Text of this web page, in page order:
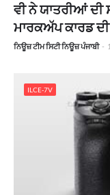
ਵੀ ਨੇ ਯਾਤਰੀਆਂ
ਮਾਰਕਅੱਪ ਕਾਰਡ ਦੀ
ਨਿਊਜ਼ ਟੀਮ ਸਿਟੀ ਨਿਊਜ਼ ਪੰਜਾਬੀ -
ILCE-7V